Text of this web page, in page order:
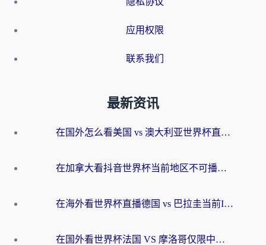
应用权限
联系我们
最新资讯
在国外怎么看美国 vs 澳大利亚世界杯直播？海外党必藏的中文解说观赛指南
在加拿大看抖音世界杯当前地区不可播放？海外党体育观赛终极指南
在海外看世界杯直播德国 vs 巴拉圭当前IP受限制？这篇指南帮你轻松解决地区限制
在国外看世界杯法国 VS 摩洛哥仅限中国大陆？别让地域限制拦下你的欢呼